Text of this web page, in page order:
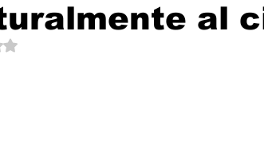
uno Zoomer Politica nostrana
al
NaN stelle su 5.